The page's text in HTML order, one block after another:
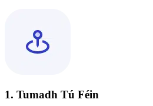
1. Tumadh Tú Féin